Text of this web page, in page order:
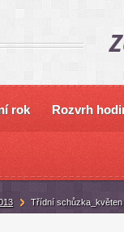
rok Rozvrh
Třídní schůzka_květen